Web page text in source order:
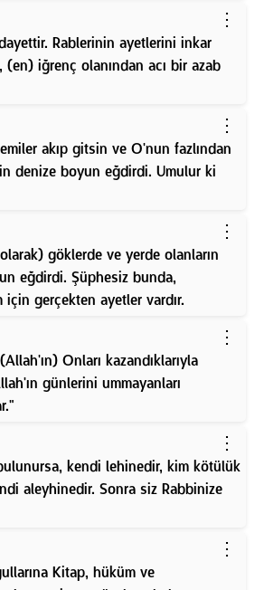
⋮
Rablerinin ayetlerini inkar
iğrenç olanından acı bir azab
⋮
akıp gitsin ve O'nun fazlından
denize boyun eğdirdi. Umulur ki
⋮
göklerde ve yerde olanların
eğdirdi. Şüphesiz bunda,
gerçekten ayetler vardır.
⋮
Onları kazandıklarıyla
günlerini ummayanları
⋮
kendi lehinedir, kim kötülük
aleyhinedir. Sonra siz Rabbinize
⋮
Kitap, hüküm ve